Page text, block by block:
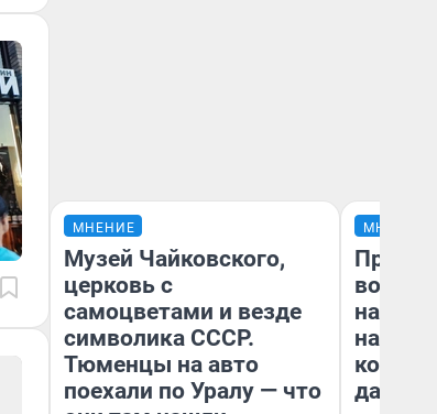
МНЕНИЕ
Музей Чайковского,
церковь с
самоцветами и везде
символика СССР.
Тюменцы на авто
поехали по Уралу — что
МНЕНИЕ
нам
даже